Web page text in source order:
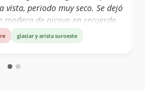
vista, periodo muy seco. Se dejó
madera de picoyo en recuerdo
el nombre que le pusimos y
de su cumbre.
glaciar y arista suroeste